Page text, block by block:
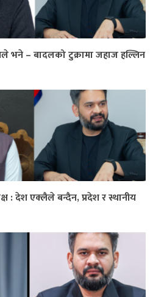
भने – बादलको टुक्रामा जहाज हल्लिन
: देश एक्लैले बन्दैन, प्रदेश र स्थानीय